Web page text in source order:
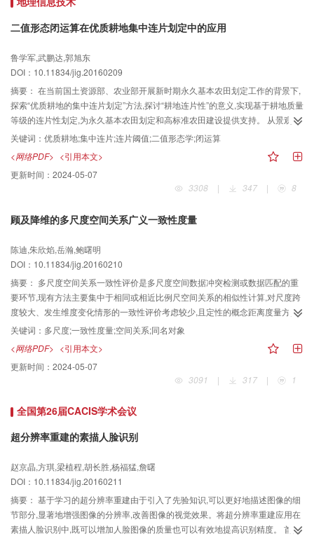
缘定位准确的优点,又解决了其无法分割粘连目标和过分割的问题。 经多幅临床
细胞图像分割实验验证,该方法可以实现图像中细胞的提取以及粘连细胞的自动
分割,满足医学图像分割的要求。
二值形态闭运算在优质耕地集中连片划定中的应用
鲁学军,武鹏达,郭旭东
DOI：10.11834/jig.20160209
摘要： 在当前国土资源部、农业部开展新时期永久基本农田划定工作的背景下,
探索“优质耕地的集中连片划定”方法,探讨“耕地连片性”的意义,实现基于耕地质量
等级的连片性划定,为永久基本农田划定和高标准农田建设提供支持。 从景观生
态学角度,对“耕地连片性”概念进行讨论,分析耕地景观地块之间的连片阈值范围,
提出以“形态学闭合运算”计算优质耕地的空间相连性,并应用此方法对金坛市金
城镇耕地进行了连片性分析。 该方法高效地对优质耕地的连片程度进行了识别,
识别结果符合当地实际情况,与其他方法相比,该方法可自定义土地质量等别及连
片阈值,有效地增强了连片地块的集中性与整体性,在实现地块连片的同时很好地
本农田空间配置研究提供了一种新的方法思路。
关键词： 优质耕地;集中连片;连片阈值;二值形态学;闭运算
<网络PDF> <引用本文>
更新时间： 2024-05-07
3308
| 347 | 8
顾及降维的多尺度空间关系广义一致性度量
陈迪,朱欣焰,岳瀚,鲍曙明
DOI：10.11834/jig.20160210
摘要： 多尺度空间关系一致性评价是多尺度空间数据冲突检测或数据匹配的重
要环节,现有方法主要集中于相同或相近比例尺空间关系的相似性计算,对尺度跨
度较大、发生维度变化情形的一致性评价考虑较少,且定性的概念距离度量方法
难以适用于具有维度差异的多尺度空间数据。针对上述问题,提出一种顾及降维
的多尺度空间关系广义一致性度量方法。 首先,引入同名对象概念,分析多尺度范
畴下同名对象的表现特征。考虑到维度变化对空间关系的影响,结合并扩展已有
的空间关系度量方法,分别提出了广义的拓扑关系、方向关系、距离关系相似性
度量方法。然后,构建小尺度场景的同名对象邻近关系图,为减少一致性计算代价,
次计算各类空间关系的相似性值和联合相似性值来判断多尺度场景空间关系表
达的一致性。 通过对1:1万基础地理数据和1:5万派生数据进行空间关系相似性
的定量计算分析,并与现有概念距离方法进行比较,验证了本文方法能更精确地度
图综合、多尺度空间数据匹配以及多尺度空间数据建库等过程。
关键词： 多尺度;一致性度量;空间关系;同名对象
<网络PDF> <引用本文>
更新时间： 2024-05-07
3091
| 317 | 1
全国第26届CACIS学术会议
超分辨率重建的素描人脸识别
赵京晶,方琪,梁植程,胡长胜,杨福猛,詹曙
DOI：10.11834/jig.20160211
摘要： 基于学习的超分辨率重建由于引入了先验知识,可以更好地描述图像的细
节部分,显著地增强图像的分辨率,改善图像的视觉效果。将超分辨率重建应用在
素描人脸识别中,既可以增加人脸图像的质量也可以有效地提高识别精度。 首先